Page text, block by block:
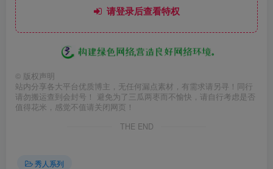
请登录后查看特权
© 版权声明
站内分享各大平台优质博主，无任何漏点素材，有需求请另寻！同行
请勿搬运查到会封号！ 避免为了三瓜两枣而不愉快，请自行考虑是否
值得花米，感觉不值请关闭网页！
THE END
秀人系列